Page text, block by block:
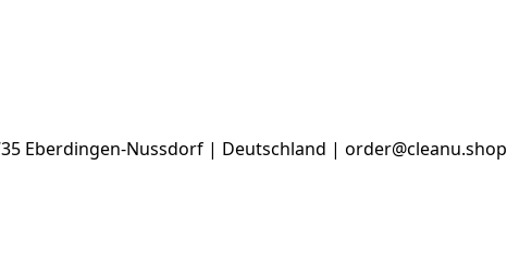
Eberdingen-Nussdorf | Deutschland | order@cleanu.shop